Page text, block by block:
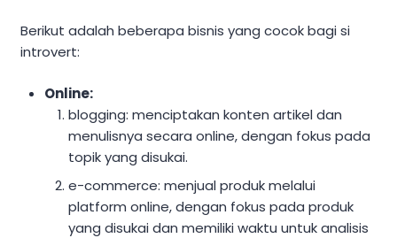
Berikut adalah beberapa bisnis yang cocok bagi si
introvert:
Online:
blogging: menciptakan konten artikel dan
menulisnya secara online, dengan fokus pada
topik yang disukai.
e-commerce: menjual produk melalui
platform online, dengan fokus pada produk
yang disukai dan memiliki waktu untuk analisis